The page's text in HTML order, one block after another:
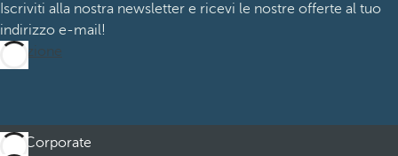
Iscriviti alla nostra newsletter e ricevi le nostre offerte al tuo
indirizzo e-mail!
Iscrizione
Corporate